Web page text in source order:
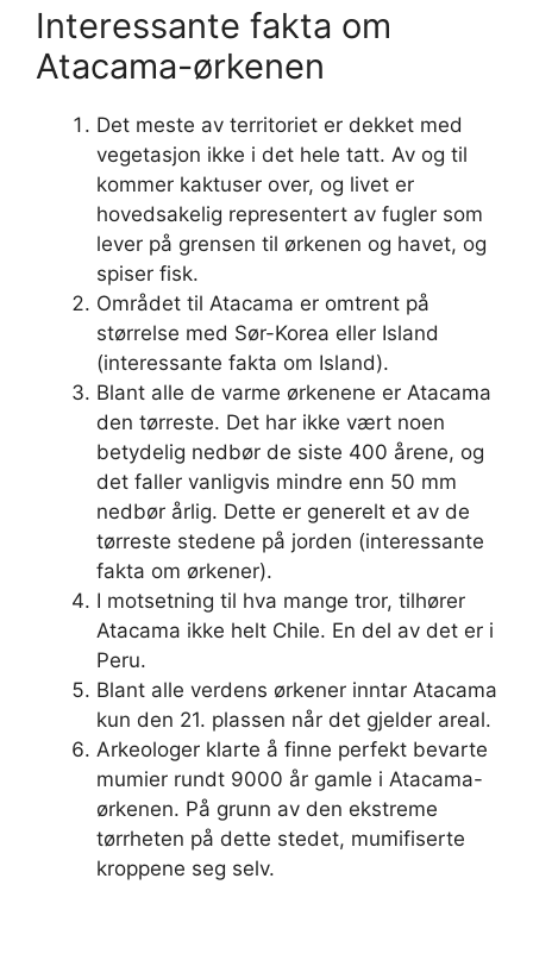
Interessante fakta om
Atacama-ørkenen
Det meste av territoriet er dekket med
vegetasjon ikke i det hele tatt. Av og til
kommer kaktuser over, og livet er
hovedsakelig representert av fugler som
lever på grensen til ørkenen og havet, og
spiser fisk.
Området til Atacama er omtrent på
størrelse med Sør-Korea eller Island
(interessante fakta om Island).
Blant alle de varme ørkenene er Atacama
den tørreste. Det har ikke vært noen
betydelig nedbør de siste 400 årene, og
det faller vanligvis mindre enn 50 mm
nedbør årlig. Dette er generelt et av de
tørreste stedene på jorden (interessante
fakta om ørkener).
I motsetning til hva mange tror, ​​tilhører
Atacama ikke helt Chile. En del av det er i
Peru.
Blant alle verdens ørkener inntar Atacama
kun den 21. plassen når det gjelder areal.
Arkeologer klarte å finne perfekt bevarte
mumier rundt 9000 år gamle i Atacama-
ørkenen. På grunn av den ekstreme
tørrheten på dette stedet, mumifiserte
kroppene seg selv.